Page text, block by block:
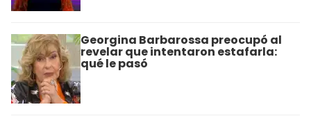
Georgina Barbarossa preocupó al
revelar que intentaron estafarla:
qué le pasó